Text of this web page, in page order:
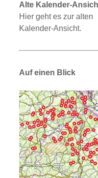
Alte Kalender-
Hier geht es zur alten
Kalender-Ansicht.
Auf einen Blick